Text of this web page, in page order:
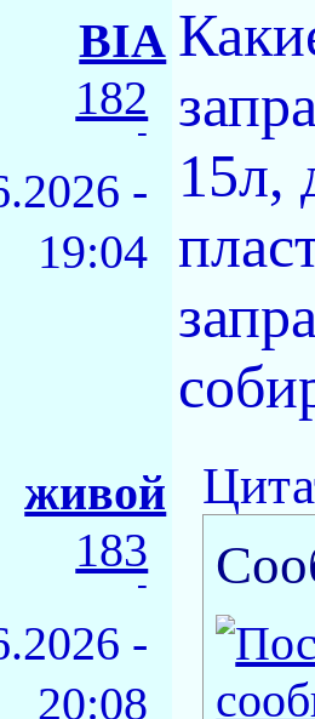
BIA
182
-
-
19:04
15л,
живой
183
-
-
20:08